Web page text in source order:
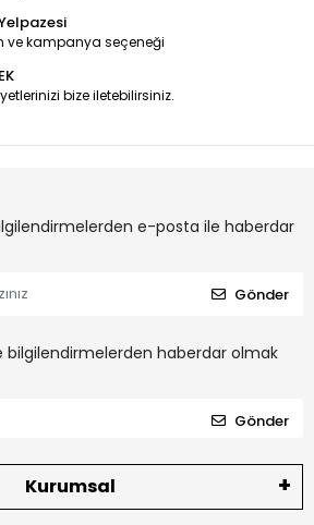
ve kampanya seçeneği
bize iletebilirsiniz.
e-posta ile haberdar
Gönder
bilgilendirmelerden haberdar olmak
Gönder
Kurumsal